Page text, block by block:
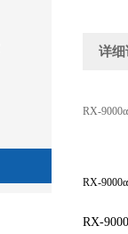
详细
RX-
RX-
RX-